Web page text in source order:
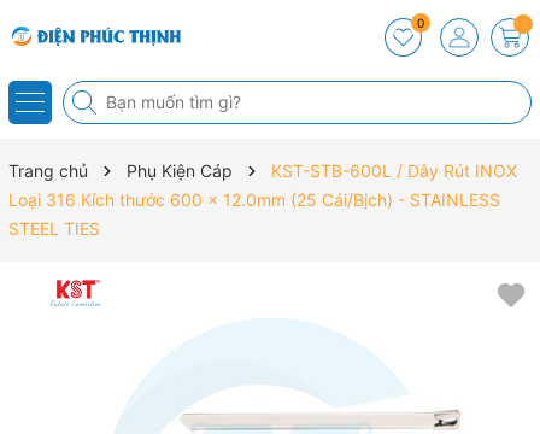
0
Trang chủ Phụ Kiện Cáp
KST-STB-600L / Dây Rút INOX
Loại 316 Kích thước 600 x 12.0mm (25 Cái/Bịch) - STAINLESS
STEEL TIES